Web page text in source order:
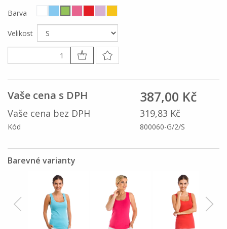
Barva
Velikost
Vaše cena s DPH 387,00 Kč
Vaše cena bez DPH 319,83 Kč
Kód 800060-G/2/S
Barevné varianty